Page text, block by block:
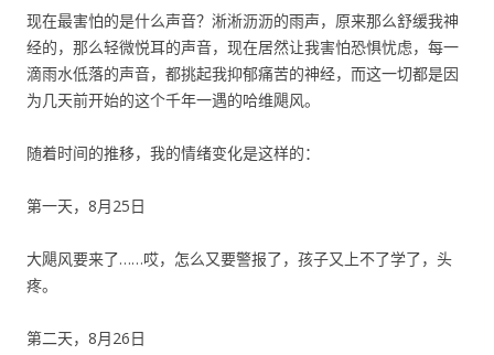
现在最害怕的是什么声音？淅淅沥沥的雨声，原来那么舒缓我神
经的，那么轻微悦耳的声音，现在居然让我害怕恐惧忧虑，每一
滴雨水低落的声音，都挑起我抑郁痛苦的神经，而这一切都是因
为几天前开始的这个千年一遇的哈维飓风。
随着时间的推移，我的情绪变化是这样的：
第一天，8月25日
大飓风要来了……哎，怎么又要警报了，孩子又上不了学了，头
疼。
第二天，8月26日